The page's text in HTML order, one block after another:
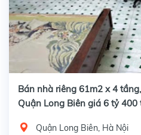
Bán nhà riêng 61m2 x 4
Quận Long Biên giá 6 tỷ 400
Quận Long Biên, Hà Nội